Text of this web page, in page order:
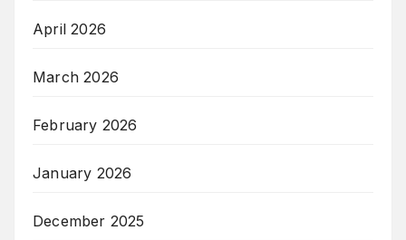
April 2026
March 2026
February 2026
January 2026
December 2025